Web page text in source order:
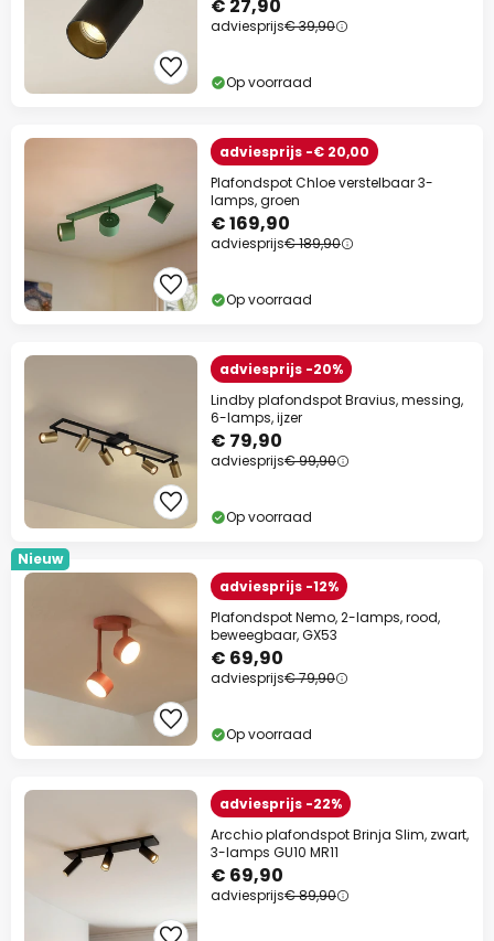
€ 27,90
adviesprijs€ 39,90
Op voorraad
adviesprijs -€ 20,00
Plafondspot Chloe verstelbaar 3-
lamps, groen
€ 169,90
adviesprijs€ 189,90
Op voorraad
adviesprijs -20%
Lindby plafondspot Bravius, messing,
6-lamps, ijzer
€ 79,90
adviesprijs€ 99,90
Op voorraad
Nieuw
adviesprijs -12%
Plafondspot Nemo, 2-lamps, rood,
beweegbaar, GX53
€ 69,90
adviesprijs€ 79,90
Op voorraad
adviesprijs -22%
Arcchio plafondspot Brinja Slim, zwart,
3-lamps GU10 MR11
€ 69,90
adviesprijs€ 89,90